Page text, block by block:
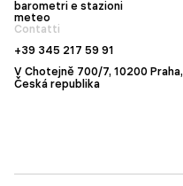
barometri e stazioni
meteo
Contatti
+39 345 217 59 91
V Chotejně 700/7, 10200 Praha,
Česká republika